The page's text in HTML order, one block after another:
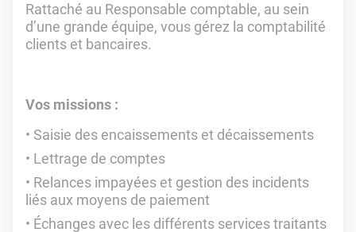
Rattaché au Responsable comptable, au sein
d’une grande équipe, vous gérez la comptabilité
clients et bancaires.
Vos missions :
Saisie des encaissements et décaissements
Lettrage de comptes
Relances impayées et gestion des incidents
liés aux moyens de paiement
Échanges avec les différents services traitants